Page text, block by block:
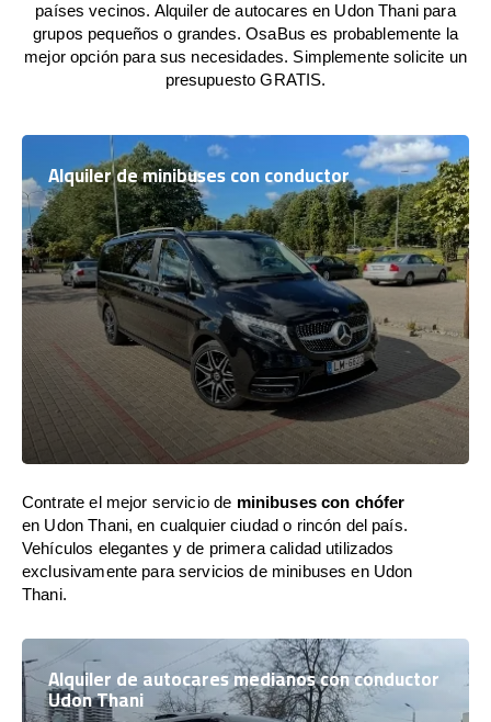
países vecinos. Alquiler de autocares en Udon Thani para
grupos pequeños o grandes. OsaBus es probablemente la
mejor opción para sus necesidades. Simplemente solicite un
presupuesto GRATIS.
Alquiler de minibuses con conductor
Contrate el mejor servicio de minibuses con chófer
en Udon Thani, en cualquier ciudad o rincón del país.
Vehículos elegantes y de primera calidad utilizados
exclusivamente para servicios de minibuses en Udon
Thani.
Alquiler de autocares medianos con conductor
Udon Thani